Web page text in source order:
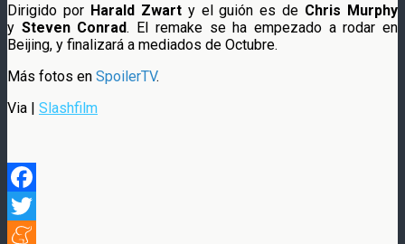
Dirigido por Harald Zwart y el guión es de Chris Murphy
y Steven Conrad. El remake se ha empezado a rodar en
Beijing, y finalizará a mediados de Octubre.
Más fotos en SpoilerTV.
Via | Slashfilm
Facebook
Twitter